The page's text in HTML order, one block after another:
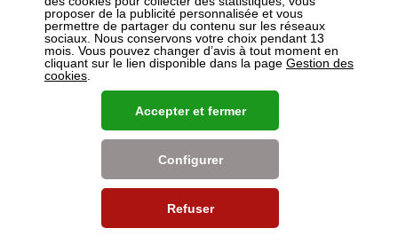
Voir plus
Nos établissements
Par département
proposer de la publicité personnalisée et vous
permettre de partager du contenu sur les réseaux
sociaux. Nous conservons votre choix pendant 13
mois. Vous pouvez changer d’avis à tout moment en
cliquant sur le lien disponible dans la page Gestion des
cookies
Refuser
Configurer
Accepter et fermer